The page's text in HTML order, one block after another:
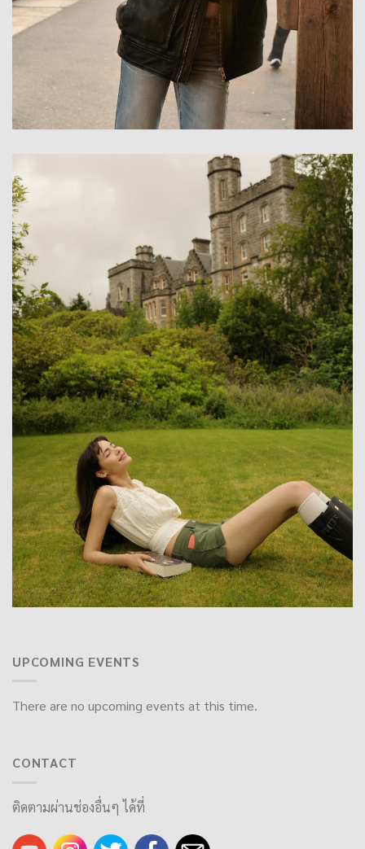
UPCOMING EVENTS
There are no upcoming events at this time.
CONTACT
ติดตามผ่านช่องอื่นๆ ได้ที่